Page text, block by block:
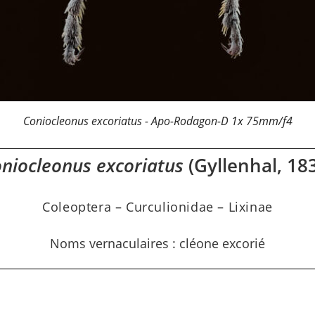
Coniocleonus excoriatus - Apo-Rodagon-D 1x 75mm/f4
excoriatus (Gyllenhal,
Coleoptera – Curculionidae – Lixinae​
Noms vernaculaires : cléone excorié